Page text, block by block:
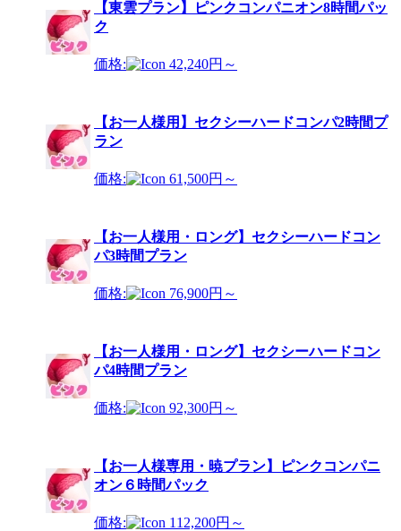
【東雲プラン】ピンクコンパニオン8時間パッ
ク
価格: 42,240円～
【お一人様用】セクシーハードコンパ2時間プ
ラン
価格: 61,500円～
【お一人様用・ロング】セクシーハードコン
パ3時間プラン
価格: 76,900円～
【お一人様用・ロング】セクシーハードコン
パ4時間プラン
価格: 92,300円～
【お一人様専用・暁プラン】ピンクコンパニ
オン６時間パック
価格: 112,200円～